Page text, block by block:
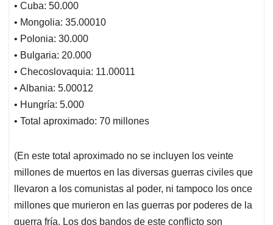
• Cuba: 50.000
• Mongolia: 35.00010
• Polonia: 30.000
• Bulgaria: 20.000
• Checoslovaquia: 11.00011
• Albania: 5.00012
• Hungría: 5.000
• Total aproximado: 70 millones
(En este total aproximado no se incluyen los veinte
millones de muertos en las diversas guerras civiles que
llevaron a los comunistas al poder, ni tampoco los once
millones que murieron en las guerras por poderes de la
guerra fría. Los dos bandos de este conflicto son